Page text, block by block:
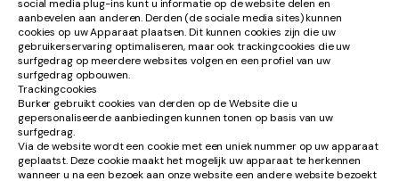
social media plug-ins kunt u informatie op de website delen en
aanbevelen aan anderen. Derden (de sociale media sites) kunnen
cookies op uw Apparaat plaatsen. Dit kunnen cookies zijn die uw
gebruikerservaring optimaliseren, maar ook trackingcookies die uw
surfgedrag op meerdere websites volgen en een profiel van uw
surfgedrag opbouwen.
Trackingcookies
Burker gebruikt cookies van derden op de Website die u
gepersonaliseerde aanbiedingen kunnen tonen op basis van uw
surfgedrag.
Via de website wordt een cookie met een uniek nummer op uw apparaat
geplaatst. Deze cookie maakt het mogelijk uw apparaat te herkennen
wanneer u na een bezoek aan onze website een andere website bezoekt